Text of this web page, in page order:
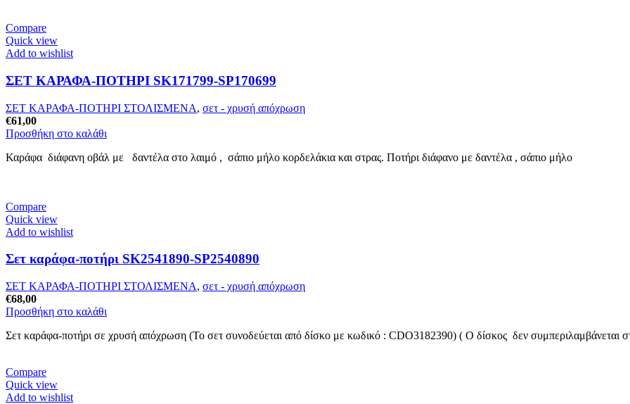
Compare
Quick view
Add to wishlist
ΣΕΤ ΚΑΡΑΦΑ-ΠΟΤΗΡΙ SK171799-SP170699
ΣΕΤ ΚΑΡΑΦΑ-ΠΟΤΗΡΙ ΣΤΟΛΙΣΜΕΝΑ, σετ - χρυσή απόχρωση
€61,00
Προσθήκη στο καλάθι
Καράφα διάφανη οβάλ με δαντέλα στο λαιμό , σάπιο μήλο κορδελάκια και στρας. Ποτήρι διάφανο με δαντέλα , σάπιο μήλο
Compare
Quick view
Add to wishlist
Σετ καράφα-ποτήρι SK2541890-SP2540890
ΣΕΤ ΚΑΡΑΦΑ-ΠΟΤΗΡΙ ΣΤΟΛΙΣΜΕΝΑ, σετ - χρυσή απόχρωση
€68,00
Προσθήκη στο καλάθι
Σετ καράφα-ποτήρι σε χρυσή απόχρωση (Το σετ συνοδεύεται από δίσκο με κωδικό : CDO3182390) ( Ο δίσκος δεν συμπεριλαμβάνεται
Compare
Quick view
Add to wishlist